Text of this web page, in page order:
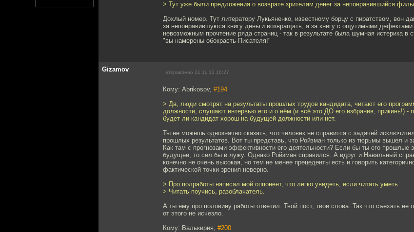
> Тут уже были предложения о возврате зрителям денег за непонравившийся
Дохлый номер. Тут литератору Лукьяненко, известному борцу с пиратством, вон
за непонравившуюся книгу деньги возвращать, а за книгу с ощутимыми
невозможным прочтение ряда страниц - так в результате была шумная истерика в
"вы намерены обокрасть Писателя!"
Gizamov отправлено 21.11.13 16:27
Кому: Abrikosov, #194
> Да, люди смотрят на результаты прошлых трудов кандидата, читают его
должности, слушают интервью его и о нём (и всё это ДО его избрания, прикинь!) -
будет ли кандидат хорош на будущей должности или нет.
Ты не можешь однозначно сказать, что человек не справится с задачей
прошлых результатов. Вот ты представь, что Ройзман только из тюрьмы вышел и
Как там с прогнозами эффективности его деятельности? Если бы ты его прошлые
будущее, то сел бы в лужу. Однако Ройзман справился. А вдруг и Навальный
конечно не очень высокая, но тем не менее прецеденты есть и говорить
фактической точки зрения неверно.
> Про полработы написал мой оппонент, что легко увидеть, если читать уметь.
> Читать поучись, разоблачатель.
А ты ему про половину работы ответил. Твой пост, твои слова. Так что съехать не
от этого не исчезло.
Кому: Валькирия, #200